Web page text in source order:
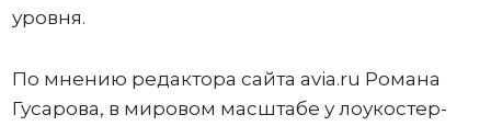
уровня.
По мнению редактора сайта avia.ru Романа
Гусарова, в мировом масштабе у лоукостер-